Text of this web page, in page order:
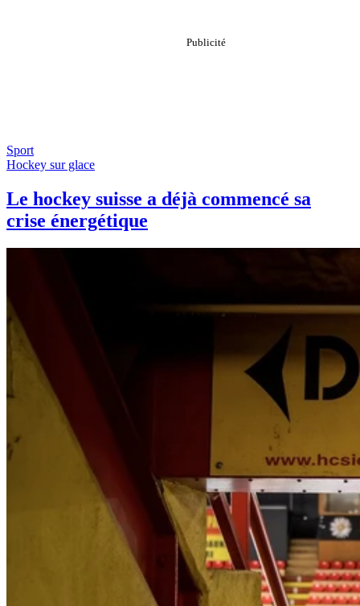
Sport
Hockey sur glace
Le hockey suisse a déjà commencé sa
crise énergétique